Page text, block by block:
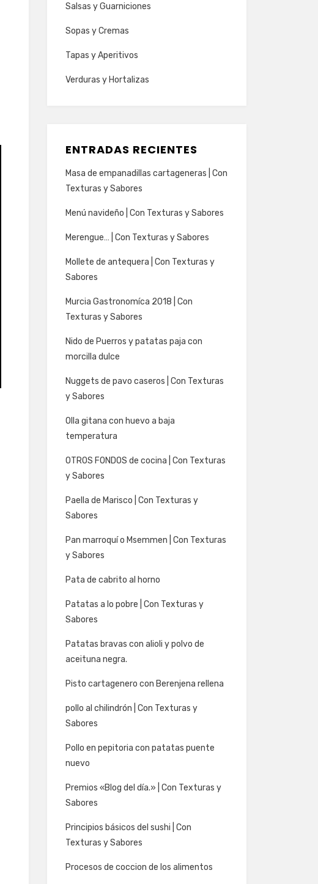
Salsas y Guarniciones
Sopas y Cremas
Tapas y Aperitivos
Verduras y Hortalizas
ENTRADAS RECIENTES
Masa de empanadillas cartageneras | Con
Texturas y Sabores
Menú navideño | Con Texturas y Sabores
Merengue… | Con Texturas y Sabores
Mollete de antequera | Con Texturas y
Sabores
Murcia Gastronomíca 2018 | Con
Texturas y Sabores
Nido de Puerros y patatas paja con
morcilla dulce
Nuggets de pavo caseros | Con Texturas
y Sabores
Olla gitana con huevo a baja
temperatura
OTROS FONDOS de cocina | Con Texturas
y Sabores
Paella de Marisco | Con Texturas y
Sabores
Pan marroquí o Msemmen | Con Texturas
y Sabores
Pata de cabrito al horno
Patatas a lo pobre | Con Texturas y
Sabores
Patatas bravas con alioli y polvo de
aceituna negra.
Pisto cartagenero con Berenjena rellena
pollo al chilindrón | Con Texturas y
Sabores
Pollo en pepitoria con patatas puente
nuevo
Premios «Blog del día.» | Con Texturas y
Sabores
Principios básicos del sushi | Con
Texturas y Sabores
Procesos de coccion de los alimentos